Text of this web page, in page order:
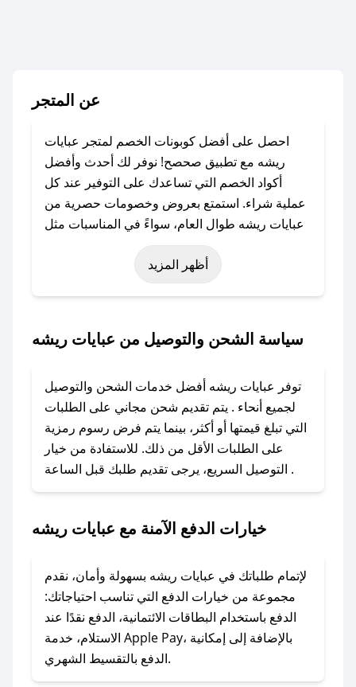
عن المتجر
احصل على أفضل كوبونات الخصم لمتجر عبايات
ريشه مع تطبيق صحصح! نوفر لك أحدث وأفضل
أكواد الخصم التي تساعدك على التوفير عند كل
عملية شراء. استمتع بعروض وخصومات حصرية من
عبايات ريشه طوال العام، سواءً في المناسبات مثل
عيد الفطر، عيد الأضحى، الجمعة البيضاء (شهر
نوفمبر)، رمضان، اليوم الوطني، يوم التأسيس، أو
حتى عروض خاصة أخرى.
باستخدام تطبيق صحصح، يمكنك العثور بسهولة على
الكوبون، تواصل معنا عبر تويتر أو البريد الإلكتروني
لإضافته بسرعة.
### كيفية استخدام كود خصم عبايات ريشه؟
1. انسخ كود الخصم من تطبيق صحصح.
2. الصقه في خانة الدفع عند التسوق من عبايات
لا تقلق! يمكنك التواصل مع فريق دعم صحصح عبر
الرسائل الخاصة على تويتر أو البريد الإلكتروني،
وسنقوم بحل المشكلة في أسرع وقت ممكن.
### ماذا أفعل إذا لم أجد كود خصم لمتجري
المفضل؟
أظهر المزيد
سياسة الشحن والتوصيل من عبايات ريشه
توفر عبايات ريشه أفضل خدمات الشحن والتوصيل
لجميع أنحاء . يتم تقديم شحن مجاني على الطلبات
التي تبلغ قيمتها أو أكثر، بينما يتم فرض رسوم رمزية
على الطلبات الأقل من ذلك. للاستفادة من خيار
التوصيل السريع، يرجى تقديم طلبك قبل الساعة .
خيارات الدفع الآمنة مع عبايات ريشه
لإتمام طلباتك في عبايات ريشه بسهولة وأمان، نقدم
مجموعة من خيارات الدفع التي تناسب احتياجاتك:
الدفع باستخدام البطاقات الائتمانية، الدفع نقدًا عند
الاستلام، خدمة Apple Pay، بالإضافة إلى إمكانية
الدفع بالتقسيط الشهري.